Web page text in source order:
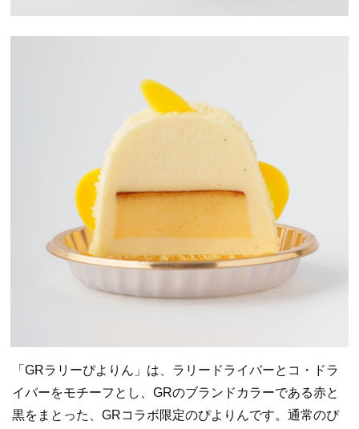
「GRラリーぴよりん」は、ラリードライバーとコ・ドラ
イバーをモチーフとし、GRのブランドカラーである赤と
黒をまとった、GRコラボ限定のぴよりんです。通常のぴ